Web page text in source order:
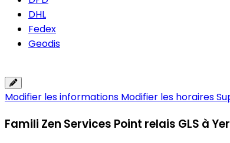
DHL
Fedex
Geodis
Modifier les informations Modifier les horaires
Famili Zen Services Point relais GLS à